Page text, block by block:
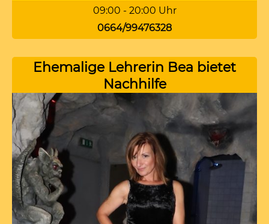
09:00 - 20:00 Uhr
0664/99476328
Ehemalige Lehrerin Bea bietet
Nachhilfe